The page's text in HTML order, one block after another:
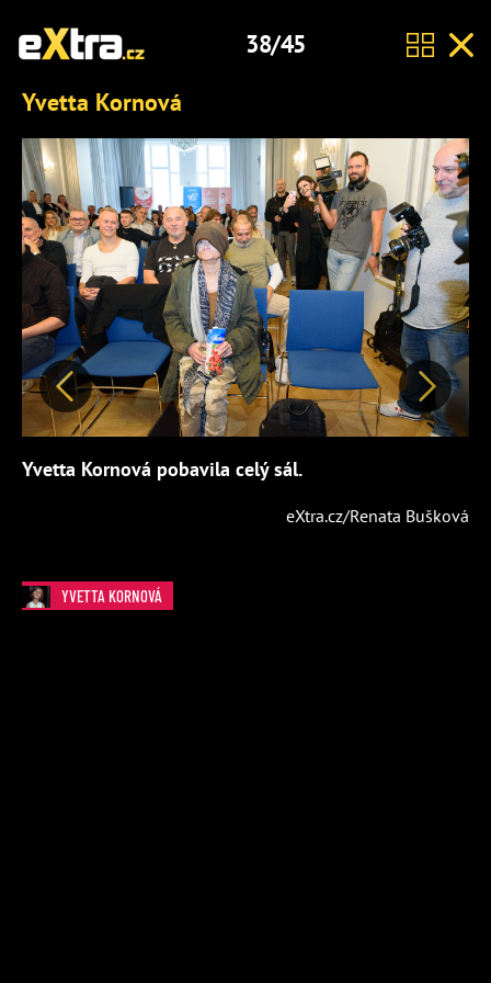
38/45
Yvetta Kornová
Předchozí Další
Yvetta Kornová pobavila celý sál.
eXtra.cz/Renata Bušková
YVETTA KORNOVÁ